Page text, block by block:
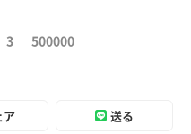
3 500000
ア 送る